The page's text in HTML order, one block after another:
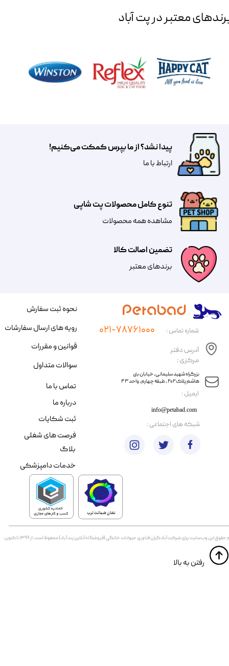
معتبر در پت آباد
تضمین اصالت کالا
​​برندهای معتبر​​​​​​​
تنوع کامل محصولات پت شاپی
مشاهده همه محصولات
پیدا نشد؟ از ما بپرس کمکت می‌کنیم!
​​​ارتباط با ما
​ایمیل :
آدرس دفتر
مرکزی :
info@petabad.com
​​بزرگراه شهید سلیمانی، خیابان بنی
هاشم پلاک ۲۰۲ ، طبقه چهارم، واحد ۴۳
شماره تماس : ۰۲۱-۷۸۷۶۱۰۰۰
حقوق اين وب‌سايت برای شرکت آبادگران فناوری حیوانات خانگی (فروشگاه آنلاین پت آباد) محفوظ است. از ۱۳۹۹ تا کنون.
​​رفتن به بالا
نحوه ثبت سفارش
رویه های ارسال سفارشات
قوانین و مقررات
سوالات متداول
تماس با ما
درباره ما
ثبت شکایات
فرصت های شغلی
​شبکه های اجتماعی :
بلاگ
خدمات دامپزشکی
نشان ضمانت ترب